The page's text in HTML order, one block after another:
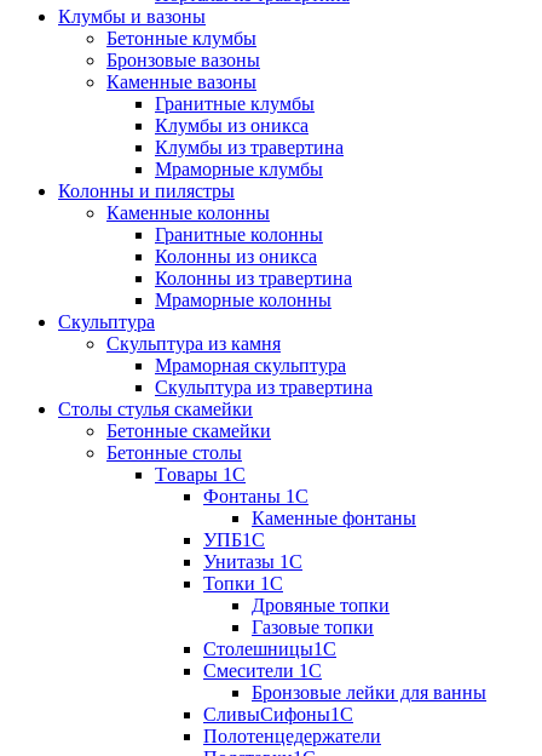
Клумбы и вазоны
Бетонные клумбы
Бронзовые вазоны
Каменные вазоны
Гранитные клумбы
Клумбы из оникса
Клумбы из травертина
Мраморные клумбы
Колонны и пилястры
Каменные колонны
Гранитные колонны
Колонны из оникса
Колонны из травертина
Мраморные колонны
Скульптура
Скульптура из камня
Мраморная скульптура
Скульптура из травертина
Столы стулья скамейки
Бетонные скамейки
Бетонные столы
Tовары 1C
Фонтаны 1C
Каменные фонтаны
УПБ1С
Унитазы 1С
Топки 1С
Дровяные топки
Газовые топки
Столешницы1С
Смесители 1С
Бронзовые лейки для ванны
СливыСифоны1С
Полотенцедержатели